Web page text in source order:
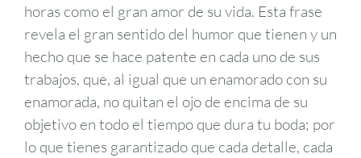
horas como el gran amor de su vida. Esta frase
revela el gran sentido del humor que tienen y un
hecho que se hace patente en cada uno de sus
trabajos, que, al igual que un enamorado con su
enamorada, no quitan el ojo de encima de su
objetivo en todo el tiempo que dura tu boda; por
lo que tienes garantizado que cada detalle, cada